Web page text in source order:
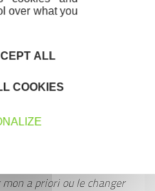
à sa présentation,
comité délibère dans la
les dossiers en amont
a priori ou le changer
over what you
ALL
COOKIES